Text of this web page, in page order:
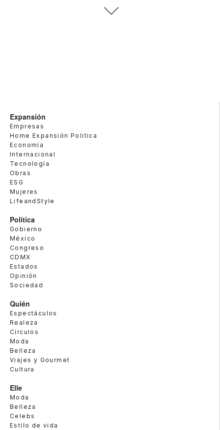
Expansión
Empresas
Home Expansión Politica
Economía
Internacional
Tecnología
Obras
ESG
Mujeres
LifeandStyle
Política
Gobierno
México
Congreso
CDMX
Estados
Opinión
Sociedad
Quién
Espectáculos
Realeza
Círculos
Moda
Belleza
Viajes y Gourmet
Cultura
Elle
Moda
Belleza
Celebs
Estilo de vida